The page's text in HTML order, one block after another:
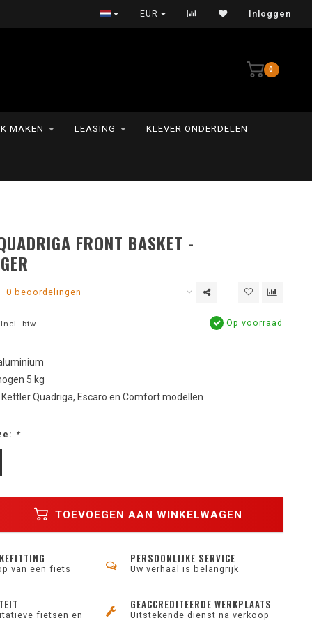
Persoonlijke service
EUR Inloggen
0
MAKEN LEASING KLEVER ONDERDELEN
FRONT BASKET -
0 beoordelingen
Incl. btw Op voorraad
5 kg
Quadriga, Escaro en Comfort modellen
*
TOEVOEGEN AAN WINKELWAGEN
van een fiets
PERSOONLIJKE SERVICE
Uw verhaal is belangrijk
fietsen en
GEACCREDITEERDE WERKPLAATS
Uitstekende dienst na verkoop